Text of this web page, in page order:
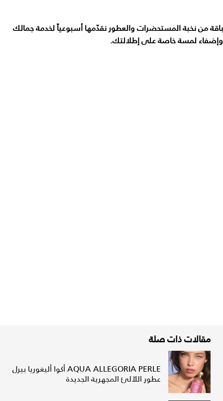
باقة من نخبة المستحضرات والعطور نقدّمها أسبوعياً لخدمة جمالك
وإضفاء لمسة خاصة على إطلالتك.
مقالات ذات صلة
AQUA ALLEGORIA PERLE أكوا أليغوريا بيرل
عطور اللآلئ المجهرية الجديدة